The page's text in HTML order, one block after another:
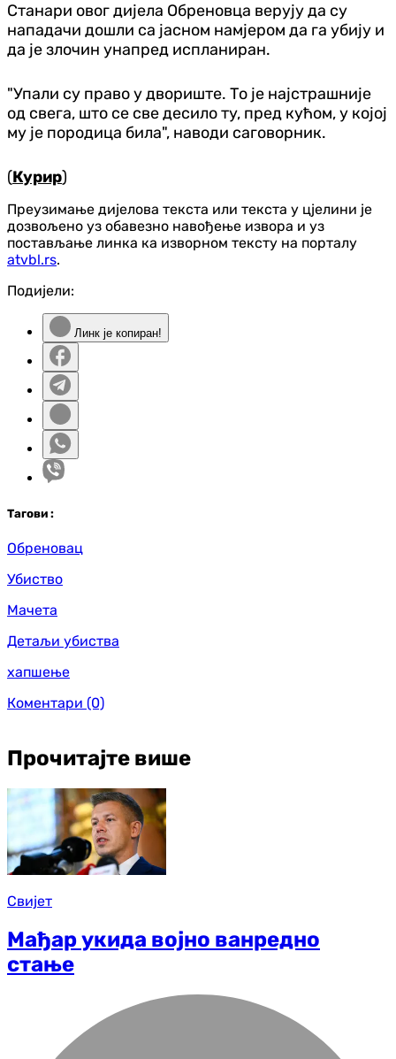
Станари овог дијела Обреновца верују да су
нападачи дошли са јасном намјером да га убију и
да је злочин унапред испланиран.
"Упали су право у двориште. То је најстрашније
од свега, што се све десило ту, пред кућом, у којој
му је породица била", наводи саговорник.
(Курир)
Преузимање дијелова текста или текста у цјелини је
дозвољено уз обавезно навођење извора и уз
постављање линка ка изворном тексту на порталу
atvbl.rs.
Подијели:
Линк је копиран!
Тагови :
Обреновац
Убиство
Мачета
Детаљи убиства
хапшење
Коментари (0)
Прочитајте више
Свијет
Мађар укида војно ванредно
стање